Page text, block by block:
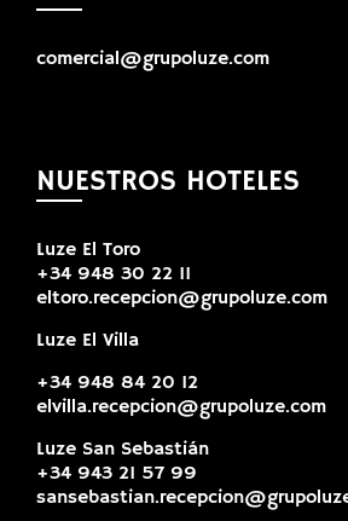
comercial@grupoluze.com
NUESTROS HOTELES
Luze El Toro
+34 948 30 22 11
eltoro.recepcion@grupoluze.com
Luze El Villa
+34 948 84 20 12
elvilla.recepcion@grupoluze.com
Luze San Sebastián
+34 943 21 57 99